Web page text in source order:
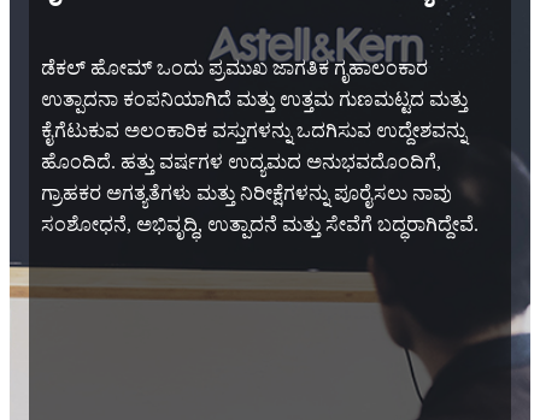
ಡೆಕಲ್ ಹೋಮ್ ಒಂದು ಪ್ರಮುಖ ಜಾಗತಿಕ ಗೃಹಾಲಂಕಾರ
ಉತ್ಪಾದನಾ ಕಂಪನಿಯಾಗಿದೆ ಮತ್ತು ಉತ್ತಮ ಗುಣಮಟ್ಟದ ಮತ್ತು
ಕೈಗೆಟುಕುವ ಅಲಂಕಾರಿಕ ವಸ್ತುಗಳನ್ನು ಒದಗಿಸುವ ಉದ್ದೇಶವನ್ನು
ಹೊಂದಿದೆ. ಹತ್ತು ವರ್ಷಗಳ ಉದ್ಯಮದ ಅನುಭವದೊಂದಿಗೆ,
ಗ್ರಾಹಕರ ಅಗತ್ಯತೆಗಳು ಮತ್ತು ನಿರೀಕ್ಷೆಗಳನ್ನು ಪೂರೈಸಲು ನಾವು
ಸಂಶೋಧನೆ, ಅಭಿವೃದ್ಧಿ, ಉತ್ಪಾದನೆ ಮತ್ತು ಸೇವೆಗೆ ಬದ್ಧರಾಗಿದ್ದೇವೆ.